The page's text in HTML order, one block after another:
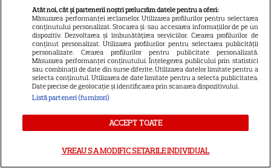
5
NETFLIX
„Palatul de Est”, noul fenomen
coreean de pe Netflix: Regele
blestemat, fantomele și
exorcistul care sfidează
moartea
SERIALE ONLINE
ajunge la capătul puterilor
Atât noi, cât și partenerii noștri prelucrăm datele pentru a oferi:
Măsurarea performanței reclamelor. Utilizarea profilurilor pentru selectarea
conținutului personalizat. Stocarea și/sau accesarea informațiilor de pe un
dispozitiv. Dezvoltarea și îmbunătățirea serviciilor. Crearea profilurilor de
conținut personalizat. Utilizarea profilurilor pentru selectarea publicității
personalizate. Crearea profilurilor pentru publicitate personalizată.
Măsurarea performanței conținutului. Înțelegerea publicului prin statistici
sau combinații de date din surse diferite. Utilizarea datelor limitate pentru a
selecta conținutul. Utilizarea de date limitate pentru a selecta publicitatea.
Date precise de geolocație și identificarea prin scanarea dispozitivului.
Listă parteneri (furnizori)
ACCEPT TOATE
VREAU SA MODIFIC SETARILE INDIVIDUAL